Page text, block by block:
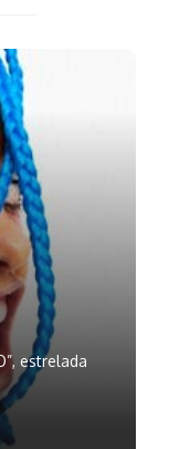
estrelada